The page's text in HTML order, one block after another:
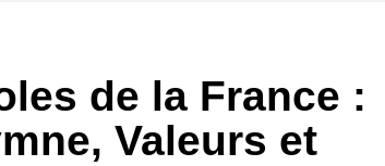
de la France :
Valeurs et